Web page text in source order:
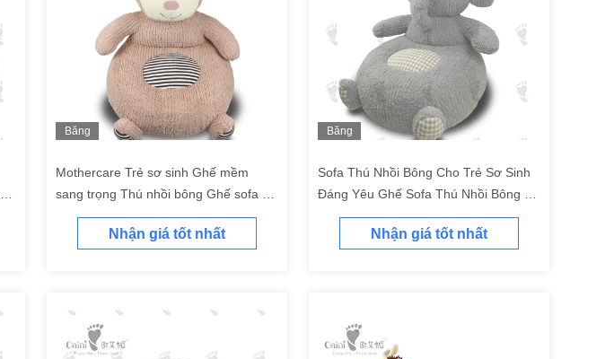
Băng
Mothercare Trẻ sơ sinh Ghế mềm
sang trọng Thú nhồi bông Ghế sofa có
thể ôm được Không độc hại
Nhận giá tốt nhất
Băng
Sofa Thú Nhồi Bông Cho Trẻ Sơ Sinh
Đáng Yêu Ghế Sofa Thú Nhồi Bông 48
X 41cm
Nhận giá tốt nhất